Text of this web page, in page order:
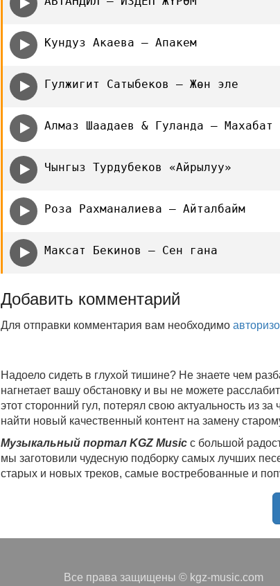
Кундуз Акаева — Апакем
Гулжигит Сатыбеков — Жөн эле
Алмаз Шаадаев & Гуланда — Махабат
Чынгыз Турдубеков «Айрылуу»
Роза Рахманалиева — Айталбайм
Максат Бекинов — Сен гана
Добавить комментарий
Для отправки комментария вам необходимо
Надоело сидеть в глухой тишине? Не знаете чем
нагнетает вашу обстановку и вы не можете
этот сторонний гул, потерял свою актуальность из
найти новый качественный контент на замену
Музыкальный портал KGZ Music с большой
мы заготовили чудесную подборку самых лучших
старых и новых треков, самые востребованные и
Мы предоставляем вашему вниманию богатую
Самые
Регулярные обновления, постоянные новинки,
платформе KGZ Music. Наша команда с большой
Все права защищены © kgz-music.com